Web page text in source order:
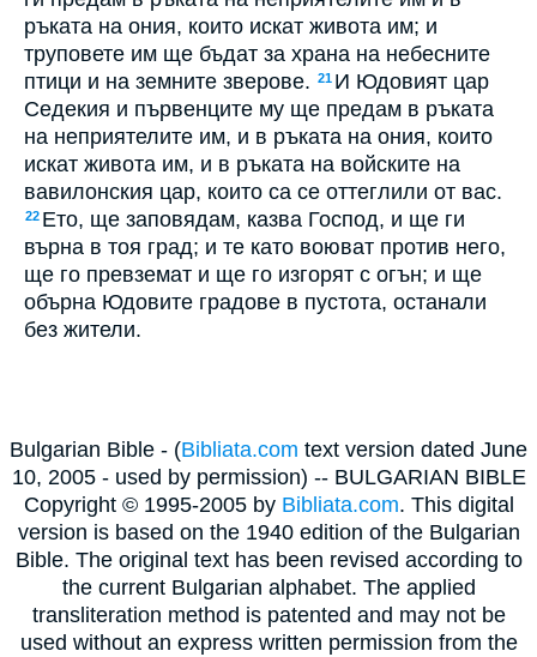
ръката на ония, които искат живота им; и
труповете им ще бъдат за храна на небесните
птици и на земните зверове. 21 И Юдовият цар
Седекия и първенците му ще предам в ръката
на неприятелите им, и в ръката на ония, които
искат живота им, и в ръката на войските на
вавилонския цар, които са се оттеглили от вас.
22 Ето, ще заповядам, казва Господ, и ще ги
върна в тоя град; и те като воюват против него,
ще го превземат и ще го изгорят с огън; и ще
обърна Юдовите градове в пустота, останали
без жители.
Bulgarian Bible - (Bibliata.com text version dated June
10, 2005 - used by permission) -- BULGARIAN BIBLE
Copyright © 1995-2005 by Bibliata.com. This digital
version is based on the 1940 edition of the Bulgarian
Bible. The original text has been revised according to
the current Bulgarian alphabet. The applied
transliteration method is patented and may not be
used without an express written permission from the